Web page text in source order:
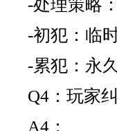
-处理策略：
-初犯：临
-累犯：永
Q4：玩家
A4：